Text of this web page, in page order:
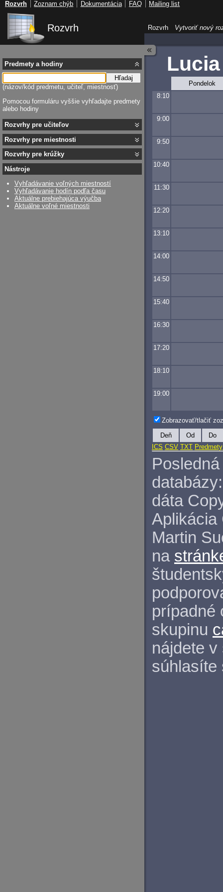
Rozvrh
Pondelok
8:10
9:00
9:50
10:40
11:30
12:20
13:10
14:00
14:50
15:40
16:30
17:20
18:10
19:00
Zobrazovať/tlačiť
Deň Od
Do
ICS CSV TXT Predmety
databázy:
dáta
Aplikácia
Martin
na
prípadné
skupinu
nájdete
Predmety a hodiny
Hľadaj
(názov/kód predmetu, učiteľ, miestnosť)
Pomocou formuláru vyššie vyhľadajte predmety
alebo hodiny
Rozvrhy pre učiteľov
Rozvrhy pre miestnosti
Rozvrhy pre krúžky
Nástroje
Vyhľadávanie voľných miestností
Vyhľadávanie hodín podľa času
Aktuálne prebiehajúca výučba
Aktuálne voľné miestnosti
Rozvrh Vytvoriť nový
Rozvrh Zoznam chýb Dokumentácia FAQ Mailing list